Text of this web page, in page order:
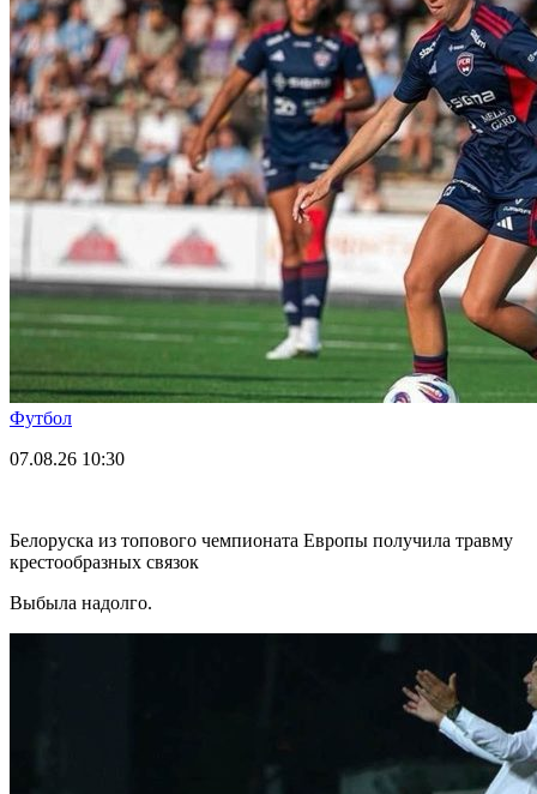
Футбол
07.08.26 10:30
Белоруска из топового чемпионата Европы получила травму
крестообразных связок
Выбыла надолго.